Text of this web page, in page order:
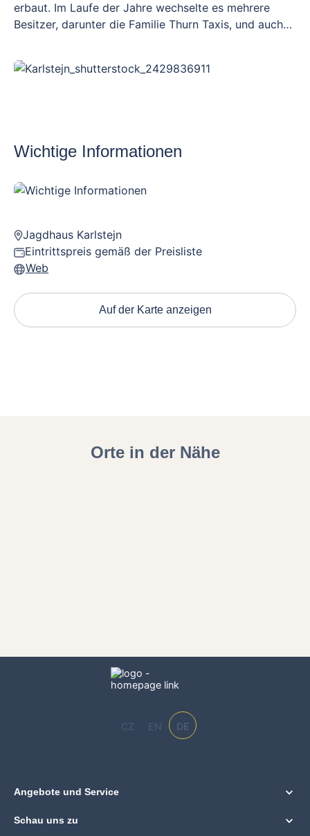
erbaut. Im Laufe der Jahre wechselte es mehrere
Besitzer, darunter die Familie Thurn Taxis, und auch
Restaurierung, ist es wieder in Privatbesitz und Sie
können an einer Führung teilnehmen.
Spaziergang durch den Schlosspark, aber Sie können
ihn nicht mit auf eine Tour nehmen.
Wichtige Informationen
Jagdhaus Karlstejn
Eintrittspreis gemäß der Preisliste
Web
Auf der Karte anzeigen
Orte in der Nähe
CZ EN DE
Angebote und Service
Schau uns zu